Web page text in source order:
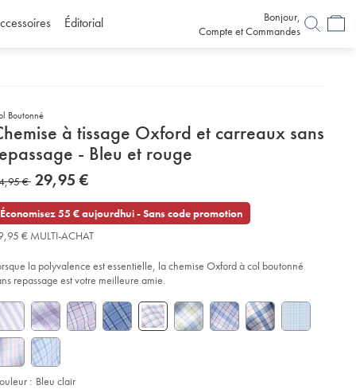
Éditorial
Bonjour,
Compte et Commandes
Boutonné
à tissage Oxford et carreaux sans
- Bleu et rouge
www.charlestyrwhitt.com/fr/chemise-
€ now
29,95
€
29,95 €
Économisez 55 € aujourdhui - Sans code promotion
€ MULTI-ACHAT
la polyvalence est essentielle, la chemise Oxford à col boutonné
repassage est votre meilleure amie.
: Bleu clair